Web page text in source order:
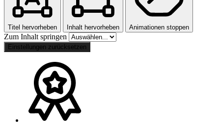
Titel hervorheben Inhalt hervorheben Animationen stoppen
Zum Inhalt springen
Einstellungen zurücksetzen